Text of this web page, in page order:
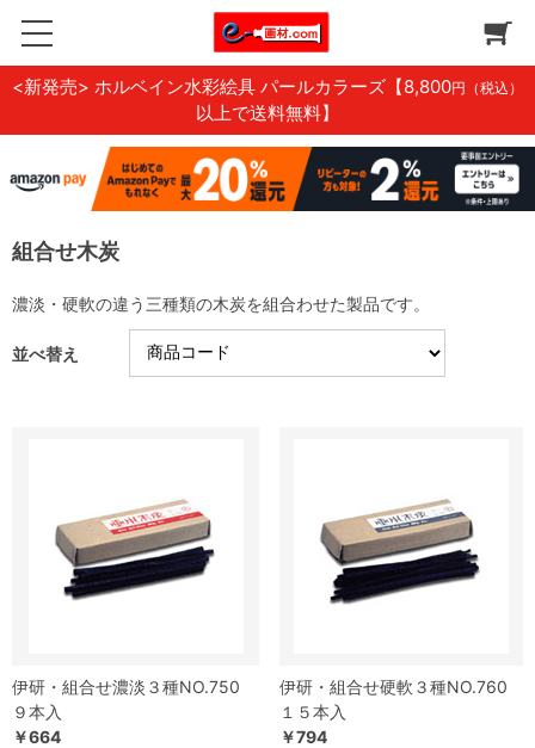
<新発売> ホルベイン水彩絵具 パールカラーズ 【8,800円（税込）
以上で送料無料】
組合せ木炭
濃淡・硬軟の違う三種類の木炭を組合わせた製品です。
並べ替え
伊研・組合せ濃淡３種NO.750
９本入
￥664
伊研・組合せ硬軟３種NO.760
１５本入
￥794